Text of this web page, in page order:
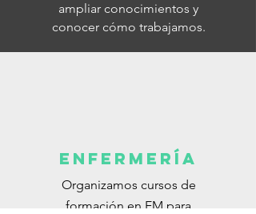
ampliar conocimientos y
conocer cómo trabajamos.
ENFERMERÍA
Organizamos cursos de
formación en EM para